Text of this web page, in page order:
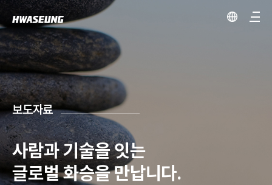
보도자료
사람과 기술을 잇는
글로벌 화승을 만납니다.